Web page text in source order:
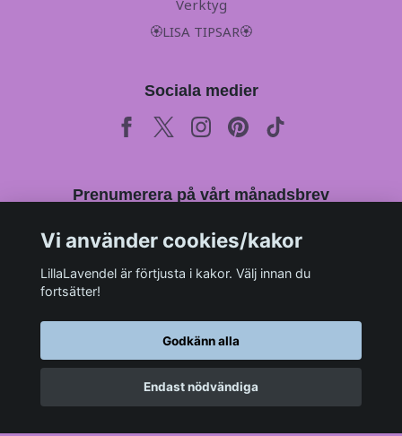
Verktyg
🏵LISA TIPSAR🏵
Sociala medier
Prenumerera på vårt månadsbrev
Prenumerera
Vi använder cookies/kakor
LillaLavendel är förtjusta i kakor. Välj innan du
fortsätter!
Godkänn alla
Endast nödvändiga